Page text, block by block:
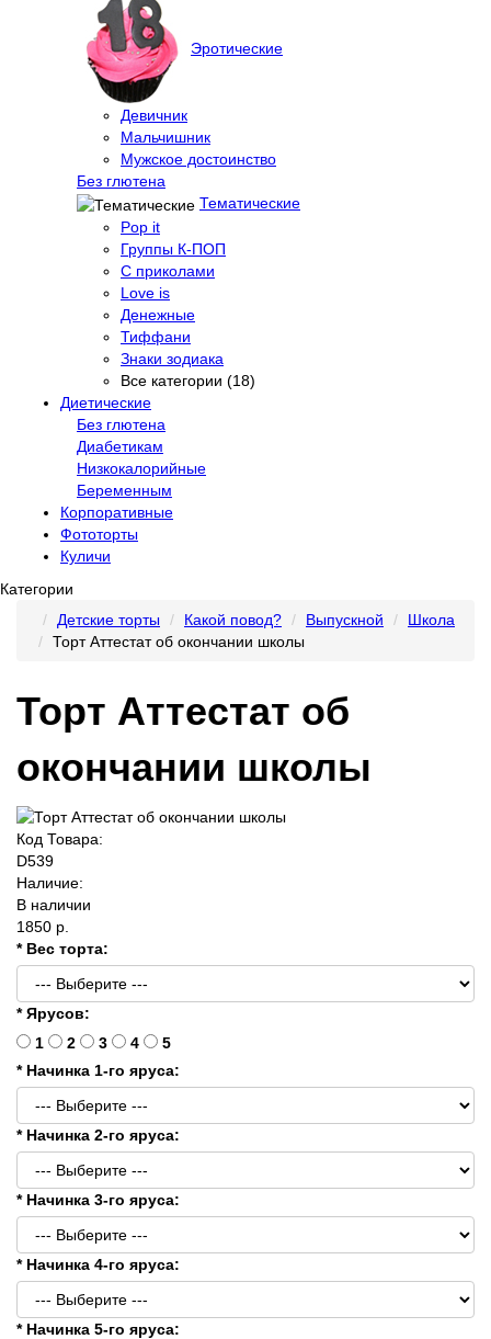
Эротические
Девичник
Мальчишник
Мужское достоинство
Без глютена
Тематические
Pop it
Группы К-ПОП
С приколами
Love is
Денежные
Тиффани
Знаки зодиака
Все категории (18)
Диетические
Без глютена
Диабетикам
Низкокалорийные
Беременным
Корпоративные
Фототорты
Куличи
Категории
Детские торты
Какой повод? Выпускной
Школа
Торт Аттестат об окончании школы
Торт Аттестат об
окончании школы
Код Товара:
D539
Наличие:
В наличии
1850 р.
* Вес торта:
* Ярусов:
1
2 3 4
5
* Начинка 1-го яруса:
* Начинка 2-го яруса:
* Начинка 3-го яруса:
* Начинка 4-го яруса:
* Начинка 5-го яруса: